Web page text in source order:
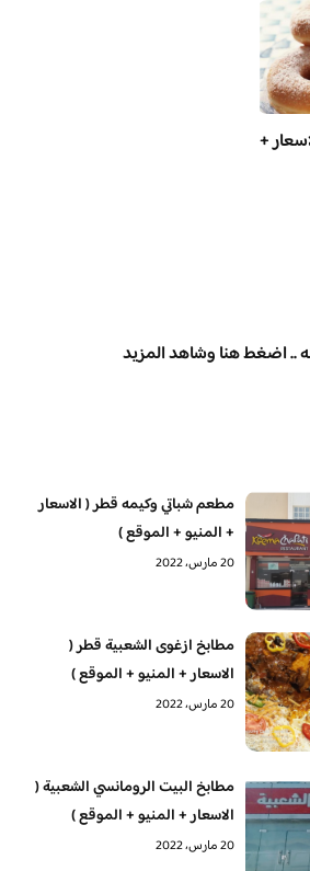
+
.. اضغط هنا وشاهد المزيد
مطعم شباتي وكيمه قطر ( الاسعار
+ المنيو + الموقع )
20 مارس، 2022
مطابخ ازغوى الشعبية قطر (
الاسعار + المنيو + الموقع )
20 مارس، 2022
مطابخ البيت الرومانسي الشعبية (
الاسعار + المنيو + الموقع )
20 مارس، 2022